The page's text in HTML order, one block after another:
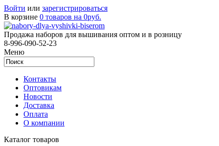
Войти или зарегистрироваться
В корзине 0 товаров на 0руб.
Продажа наборов для вышивания оптом и в розницу
8-996-090-52-23
Меню
Контакты
Оптовикам
Новости
Доставка
Оплата
О компании
Каталог товаров